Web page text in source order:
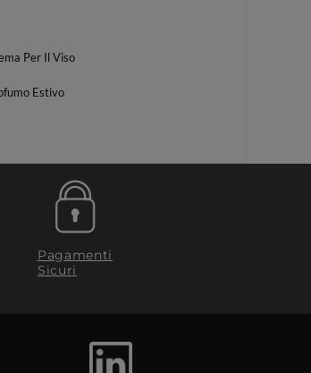
Per Il Viso
Estivo
Pagamenti
Sicuri